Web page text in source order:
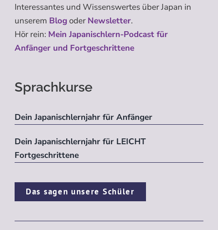
Interessantes und Wissenswertes über Japan in
unserem Blogoder Newsletter.
Hör rein: Mein Japanischlern-Podcast für
Anfänger und Fortgeschrittene
Sprachkurse
Dein Japanischlernjahr für Anfänger
Dein Japanischlernjahr für LEICHT
Fortgeschrittene
Das sagen unsere Schüler